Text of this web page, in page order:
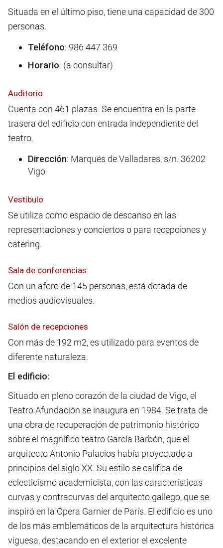
Situada en el último piso, tiene una capacidad de 300
personas.
Teléfono: 986 447 369
Horario: (a consultar)
Auditorio
Cuenta con 461 plazas. Se encuentra en la parte
trasera del edificio con entrada independiente del
teatro.
Dirección: Marqués de Valladares, s/n. 36202
Vigo
Vestíbulo
Se utiliza como espacio de descanso en las
representaciones y conciertos o para recepciones y
catering.
Sala de conferencias
Con un aforo de 145 personas, está dotada de
medios audiovisuales.
Salón de recepciones
Con más de 192 m2, es utilizado para eventos de
diferente naturaleza.
El edificio:
Situado en pleno corazón de la ciudad de Vigo, el
Teatro Afundación se inaugura en 1984. Se trata de
una obra de recuperación de patrimonio histórico
sobre el magnífico teatro García Barbón, que el
arquitecto Antonio Palacios había proyectado a
principios del siglo XX. Su estilo se califica de
eclecticismo academicista, con las características
curvas y contracurvas del arquitecto gallego, que se
inspiró en la Ópera Garnier de París. El edificio es uno
de los más emblemáticos de la arquitectura histórica
viguesa, destacando en el exterior el excelente